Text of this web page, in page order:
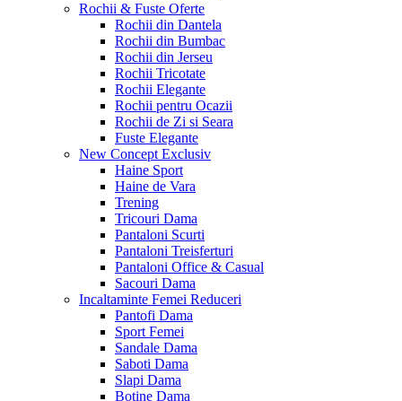
Rochii & Fuste Oferte
Rochii din Dantela
Rochii din Bumbac
Rochii din Jerseu
Rochii Tricotate
Rochii Elegante
Rochii pentru Ocazii
Rochii de Zi si Seara
Fuste Elegante
New Concept Exclusiv
Haine Sport
Haine de Vara
Trening
Tricouri Dama
Pantaloni Scurti
Pantaloni Treisferturi
Pantaloni Office & Casual
Sacouri Dama
Incaltaminte Femei Reduceri
Pantofi Dama
Sport Femei
Sandale Dama
Saboti Dama
Slapi Dama
Botine Dama